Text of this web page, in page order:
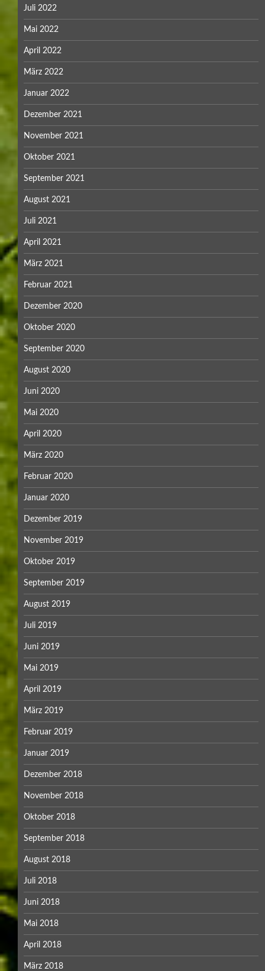
Juli 2022
Mai 2022
April 2022
März 2022
Januar 2022
Dezember 2021
November 2021
Oktober 2021
September 2021
August 2021
Juli 2021
April 2021
März 2021
Februar 2021
Dezember 2020
Oktober 2020
September 2020
August 2020
Juni 2020
Mai 2020
April 2020
März 2020
Februar 2020
Januar 2020
Dezember 2019
November 2019
Oktober 2019
September 2019
August 2019
Juli 2019
Juni 2019
Mai 2019
April 2019
März 2019
Februar 2019
Januar 2019
Dezember 2018
November 2018
Oktober 2018
September 2018
August 2018
Juli 2018
Juni 2018
Mai 2018
April 2018
März 2018